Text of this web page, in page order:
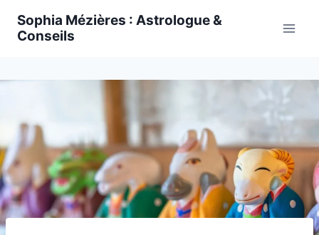
Sophia Mézières : Astrologue &
Conseils